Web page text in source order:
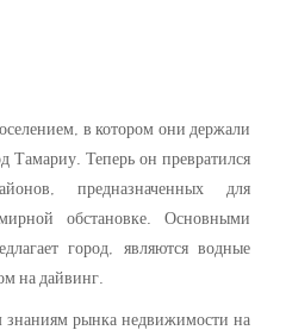
в котором они держали
Тамариу. Теперь он превратился
предназначенных для
обстановке. Основными
город, являются водные
на дайвинг.
знаниям рынка недвижимости на